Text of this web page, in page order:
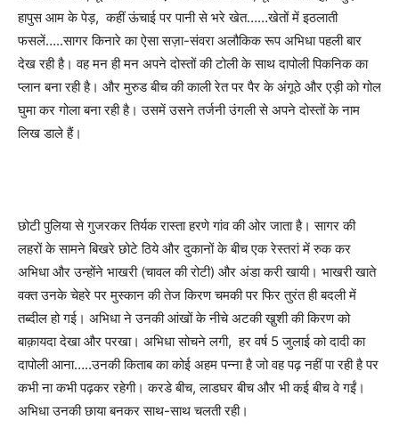
हापुस आम के पेड़,कहीं ऊंचाई पर पानी से भरे खेत……खेतों में इठलाती
फसलें…..सागर किनारे का ऐसा सज़ा-संवरा अलौकिक रूप अभिधा पहली बार
देख रही है। वह मन ही मन अपने दोस्तों की टोली के साथ दापोली पिकनिक का
प्लान बना रही है। और मुरुड बीच की काली रेत पर पैर के अंगूठे और एड़ी को गोल
घुमा कर गोला बना रही है। उसमें उसने तर्जनी उंगली से अपने दोस्तों के नाम
लिख डाले हैं।
छोटी पुलिया से गुजरकर तिर्यक रास्ता हरणे गांव की ओर जाता है। सागर की
लहरों के सामने बिखरे छोटे ठिये और दुकानों के बीच एक रेस्तरां में रुक कर
अभिधा और उन्होंने भाखरी (चावल की रोटी) और अंडा करी खायी। भाखरी खाते
वक्त उनके चेहरे पर मुस्कान की तेज किरण चमकी पर फिर तुरंत ही बदली में
तब्दील हो गई। अभिधा ने उनकी आंखों के नीचे अटकी खु़शी की किरण को
बाक़ायदा देखा और परखा। अभिधा सोचने लगी,हर वर्ष 5 जुलाई को दादी का
दापोली आना…..उनकी किताब का कोई अहम पन्‍ना है जो वह पढ़ नहीं पा रही है पर
कभी ना कभी पढ़कर रहेगी। करडे बीच,लाडघर बीच और भी कई बीच वे गईं।
अभिधा उनकी छाया बनकर साथ-साथ चलती रही।